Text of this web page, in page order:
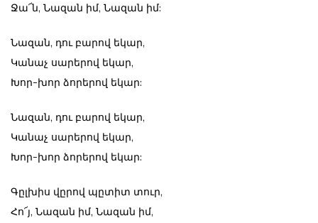
Ջա՜ն, Նազան իմ, Նազան իմ:
Նազան, դու բարով եկար,
Կանաչ սարերով եկար,
Խոր-խոր ձորերով եկար:
Նազան, դու բարով եկար,
Կանաչ սարերով եկար,
Խոր-խոր ձորերով եկար:
Գըլխիս վըրով պըտիտ տուր,
Հո՜յ, Նազան իմ, Նազան իմ,